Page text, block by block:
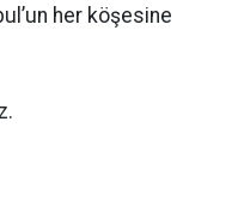
her köşesine